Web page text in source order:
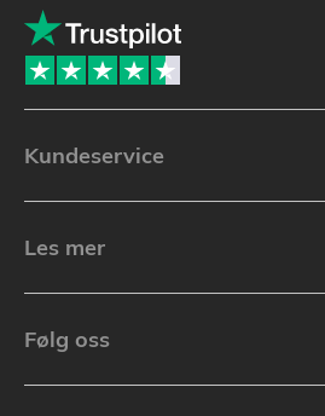
Kundeservice
Les mer
Følg oss